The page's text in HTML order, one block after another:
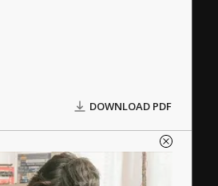
DOWNLOAD PDF